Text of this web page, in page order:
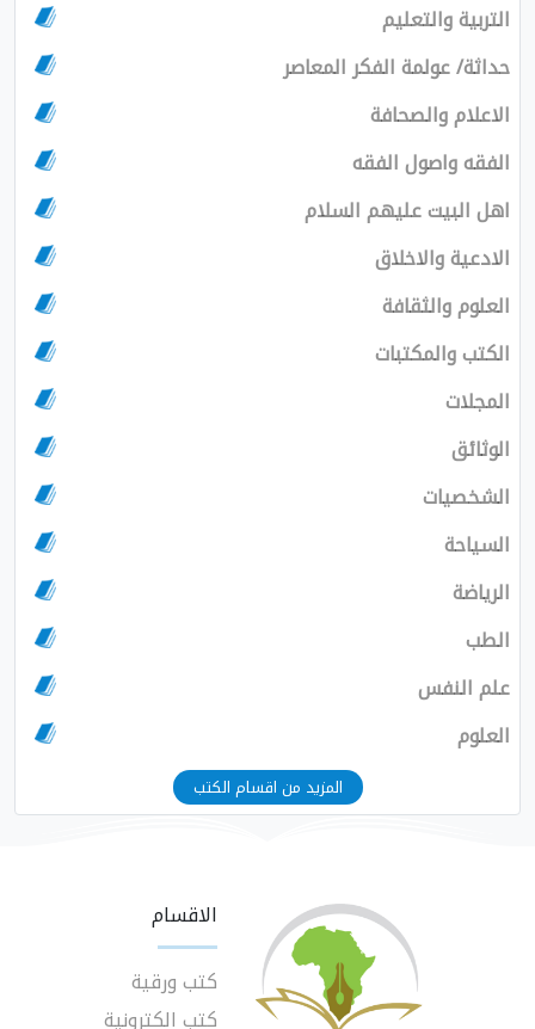
التربية والتعليم
حداثة/ عولمة الفكر المعاصر
الاعلام والصحافة
الفقه واصول الفقه
اهل البيت عليهم السلام
الادعية والاخلاق
العلوم والثقافة
الكتب والمكتبات
المجلات
الوثائق
الشخصيات
السياحة
الرياضة
الطب
علم النفس
العلوم
المزيد من اقسام الكتب
الاقسام
كتب ورقية
كتب الكترونية